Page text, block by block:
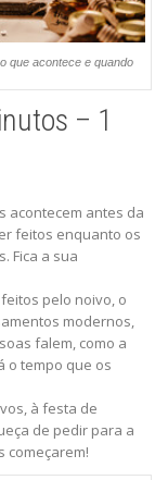
que acontece e quando
– 1
acontecem antes da
feitos enquanto os
Fica a sua
pelo noivo, o
modernos,
falem, como a
o tempo que os
à festa de
de pedir para a
começarem!